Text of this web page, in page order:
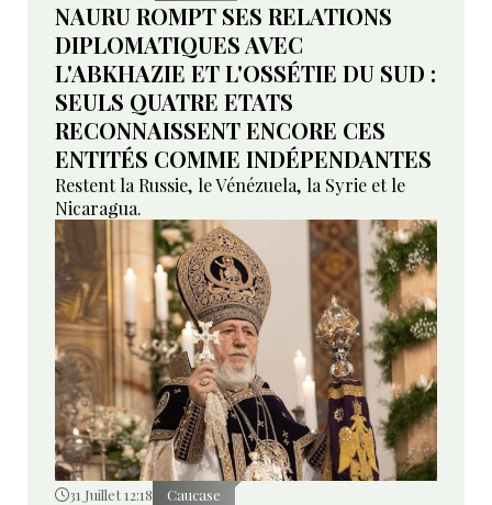
NAURU ROMPT SES RELATIONS
DIPLOMATIQUES AVEC
L'ABKHAZIE ET L'OSSÉTIE DU SUD :
SEULS QUATRE ETATS
RECONNAISSENT ENCORE CES
ENTITÉS COMME INDÉPENDANTES
Restent la Russie, le Vénézuela, la Syrie et le
Nicaragua.
31 Juillet 12:18 Caucase